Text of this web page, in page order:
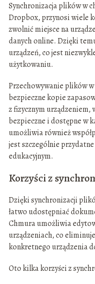
Synchronizacja plików w
Dropbox, przynosi wiele
zwolnić miejsce na
danych online. Dzięki
urządzeń, co jest
użytkowaniu.
Przechowywanie plików
bezpieczne kopie
z fizycznym urządzeniem,
bezpieczne i dostępne w
umożliwia również
jest szczególnie
edukacyjnym.
Korzyści z
Dzięki synchronizacji
łatwo udostępniać
Chmura umożliwia
urządzeniach, co
konkretnego urządzenia
Oto kilka korzyści z